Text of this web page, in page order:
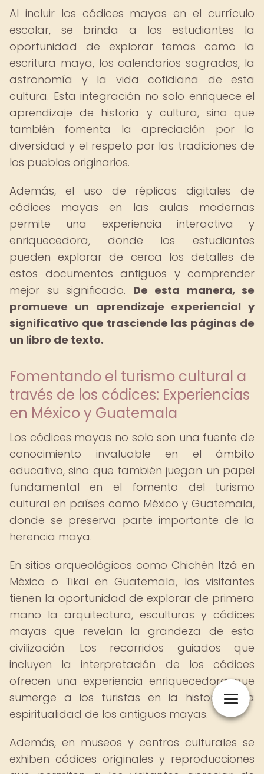
Al incluir los códices mayas en el currículo
escolar, se brinda a los estudiantes la
oportunidad de explorar temas como la
escritura maya, los calendarios sagrados, la
astronomía y la vida cotidiana de esta
cultura. Esta integración no solo enriquece el
aprendizaje de historia y cultura, sino que
también fomenta la apreciación por la
diversidad y el respeto por las tradiciones de
los pueblos originarios.
Además, el uso de réplicas digitales de
códices mayas en las aulas modernas
permite una experiencia interactiva y
enriquecedora, donde los estudiantes
pueden explorar de cerca los detalles de
estos documentos antiguos y comprender
mejor su significado. De esta manera, se
promueve un aprendizaje experiencial y
significativo que trasciende las páginas de
un libro de texto.
Fomentando el turismo cultural a
través de los códices: Experiencias
en México y Guatemala
Los códices mayas no solo son una fuente de
conocimiento invaluable en el ámbito
educativo, sino que también juegan un papel
fundamental en el fomento del turismo
cultural en países como México y Guatemala,
donde se preserva parte importante de la
herencia maya.
En sitios arqueológicos como Chichén Itzá en
México o Tikal en Guatemala, los visitantes
tienen la oportunidad de explorar de primera
mano la arquitectura, esculturas y códices
mayas que revelan la grandeza de esta
civilización. Los recorridos guiados que
incluyen la interpretación de los códices
ofrecen una experiencia enriquecedora que
sumerge a los turistas en la historia y la
espiritualidad de los antiguos mayas.
Además, en museos y centros culturales se
exhiben códices originales y reproducciones